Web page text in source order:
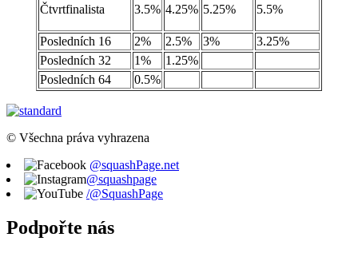
Čtvrtfinalista 3.5% 4.25% 5.25% 5.5%
Posledních 16 2% 2.5% 3%
3.25%
Posledních 32
1%
1.25%
Posledních 64
0.5%
© Všechna práva vyhrazena
@squashPage.net
@squashpage
/@SquashPage
Podpořte nás